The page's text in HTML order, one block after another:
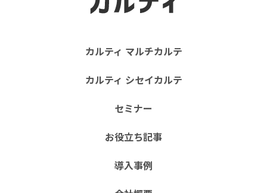
カルティ マルチカルテ
カルティ シセイカルテ
セミナー
お役立ち記事
導入事例